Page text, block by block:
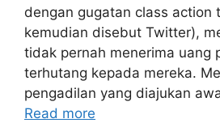
dengan gugatan class action
kemudian disebut Twitter),
tidak pernah menerima uang
terhutang kepada mereka.
pengadilan yang diajukan
Read more